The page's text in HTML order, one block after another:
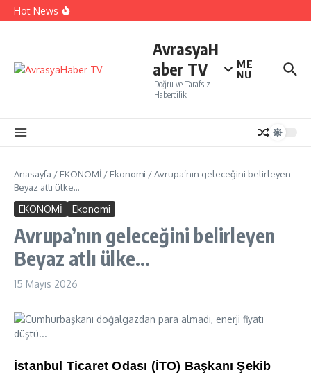
İçeriğe atla
Hot News
Perakendenin geleceği yapay zeka ile yazıldı
AvrasyaH
aber TV
Doğru ve Tarafsız
Habercilik
ME
NU
Anasayfa / EKONOMİ / Ekonomi /Avrupa’nın geleceğini belirleyen
Beyaz atlı ülke…
EKONOMİ Ekonomi
Avrupa’nın geleceğini belirleyen
Beyaz atlı ülke…
15 Mayıs 2026
İstanbul Ticaret Odası (İTO) Başkanı Şekib